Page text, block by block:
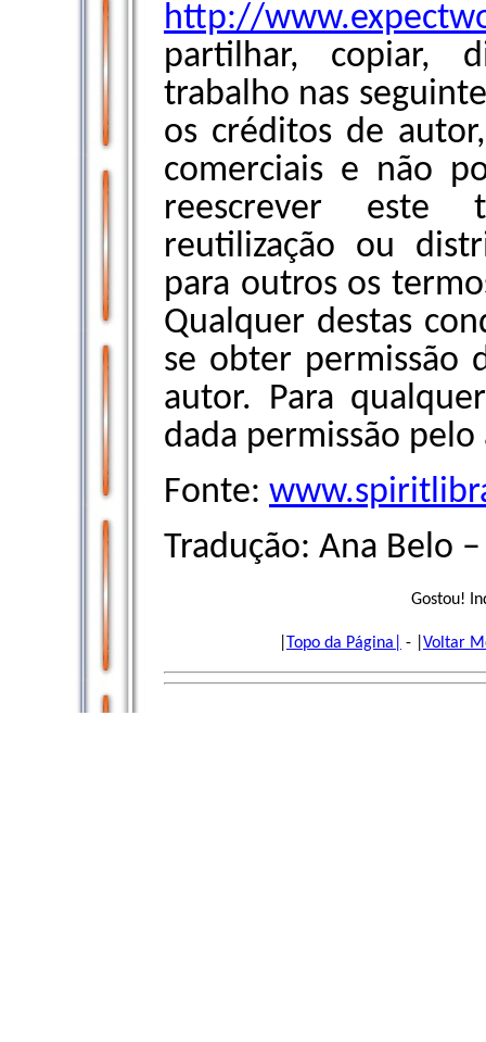
http://
partilhar, copiar,
trabalho nas
os créditos de
comerciais e não
reescrever este
reutilização ou
para outros os
Qualquer destas
se obter permissão
autor. Para
dada permissão pelo
Fonte:
Tradução: Ana Belo
Gostou!
Topo da Página| - | Voltar